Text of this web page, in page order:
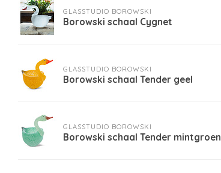
GLASSTUDIO BOROWSKI
Borowski schaal Cygnet
GLASSTUDIO BOROWSKI
Borowski schaal Tender geel
GLASSTUDIO BOROWSKI
Borowski schaal Tender mintgroen